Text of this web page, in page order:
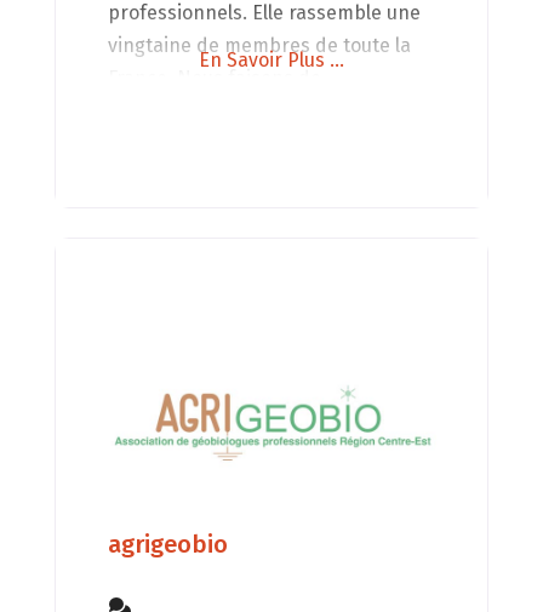
professionnels. Elle rassemble une
vingtaine de membres de toute la
performances animales. ​ un
En Savoir Plus ...
agrigeobio